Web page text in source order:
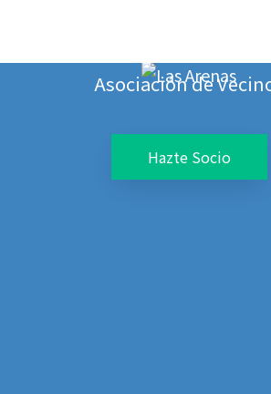
Asociación de
Hazte Socio